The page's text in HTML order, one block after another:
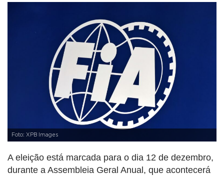
Foto: XPB Images
A eleição está marcada para o dia 12 de dezembro,
durante a Assembleia Geral Anual, que acontecerá